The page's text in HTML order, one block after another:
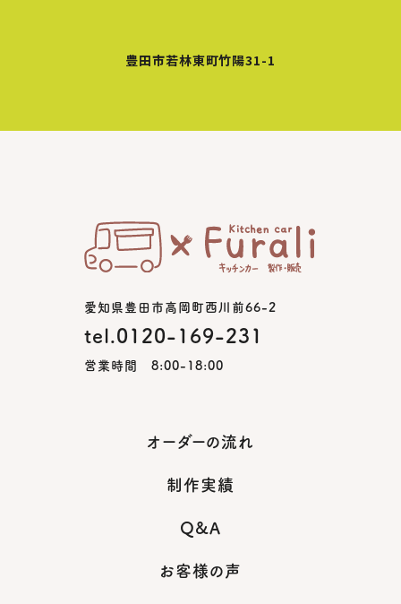
豊田市若林東町竹陽31-1
愛知県豊田市高岡町西川前66-2
tel.0120-169-231
営業時間 8:00-18:00
オーダーの流れ
制作実績
Q&A
お客様の声